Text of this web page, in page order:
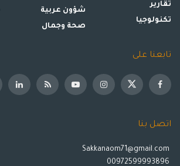
تقارير
تكنولوجيا
شؤون عربية
صحة وجمال
تابعنا على
اتصل بنا
Sakkanaom71@gmail.com